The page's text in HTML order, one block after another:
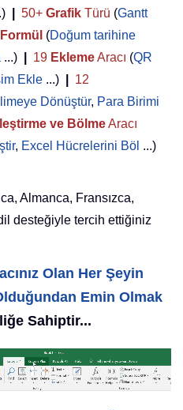
50+ Grafik Türü (Gantt
Formül (Doğum tarihine
...) 19 EklemeAracı (QR
Ekle ...)
12
Dönüştür, Para Birimi
ve BölmeAracı
, Excel Hücrelerini Böl ...)
Almanca, Fransızca,
desteğiyle tercih ettiğiniz
Olan Her Şeyin
Emin Olmak
Sahiptir...